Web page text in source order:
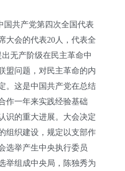
共产党第四次全国代表
大会的代表20人，代表全
无产阶级在民主革命中
盟问题，对民主革命的内
。这是中国共产党在总结
作一年来实践经验基础
识的重大进展。大会决定
组织建设，规定以支部作
选举产生中央执行委员
举组成中央局，陈独秀为